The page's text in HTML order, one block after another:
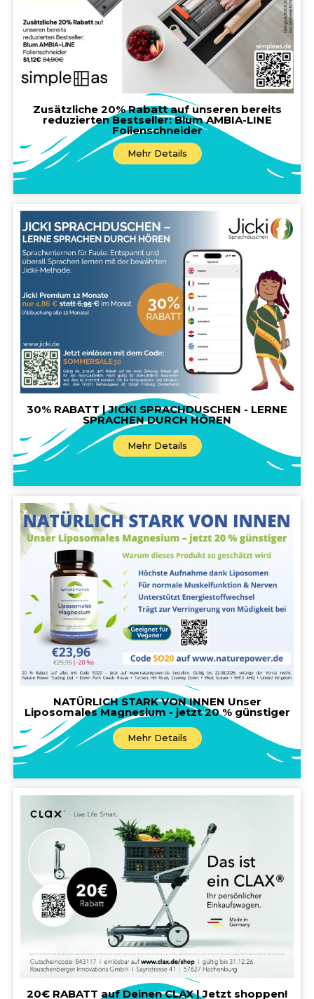
Zusätzliche 20% Rabatt auf unseren bereits
reduzierten Bestseller: Blum AMBIA-LINE
Folienschneider
Mehr Details
30% RABATT | JICKI SPRACHDUSCHEN - LERNE
SPRACHEN DURCH HÖREN
Mehr Details
NATÜRLICH STARK VON INNEN Unser
Liposomales Magnesium - jetzt 20 % günstiger
Mehr Details
20€ RABATT auf Deinen CLAX | Jetzt shoppen!